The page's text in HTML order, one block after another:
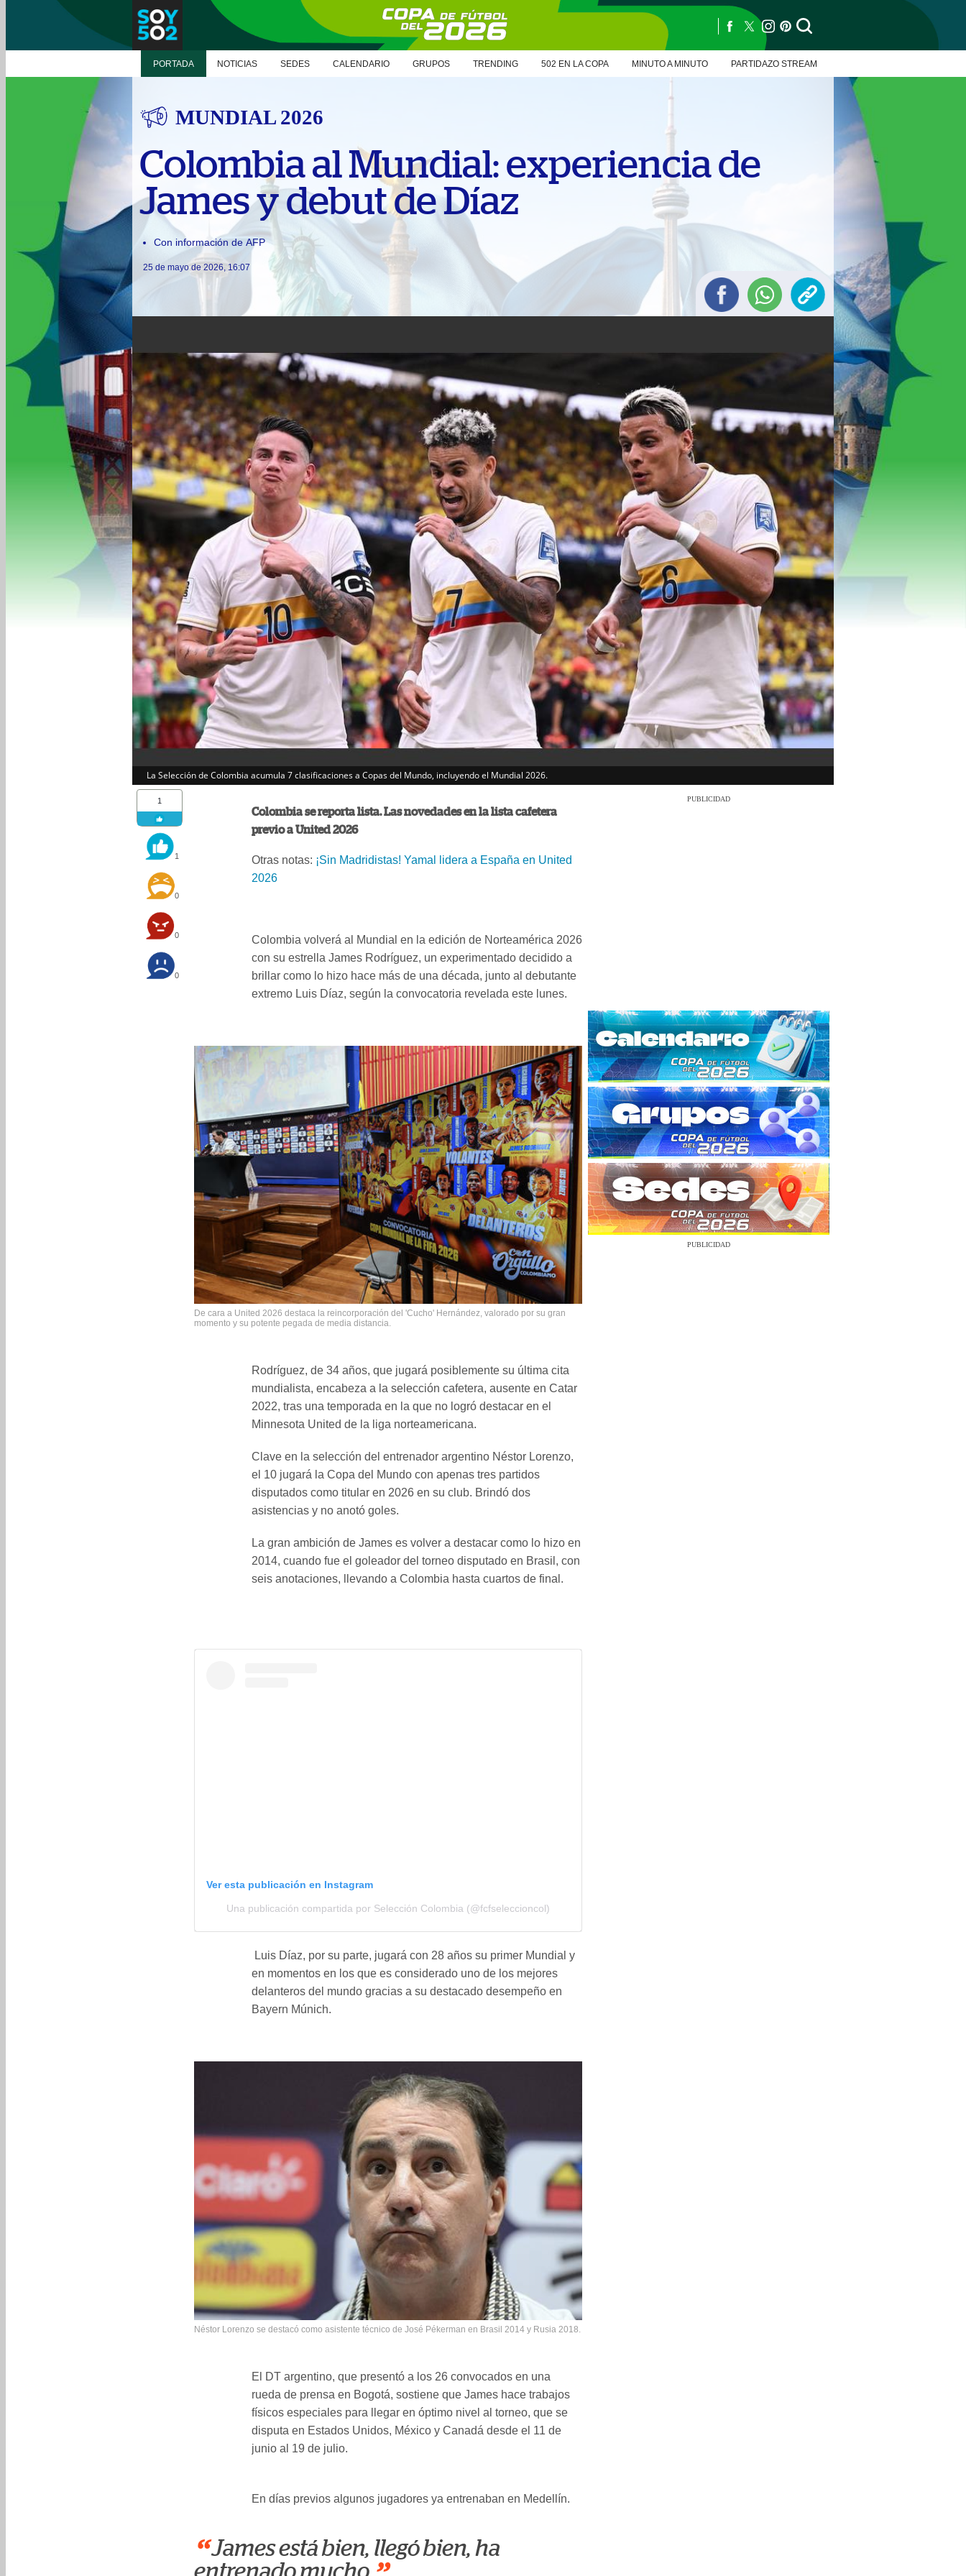
PORTADA NOTICIAS SEDES CALENDARIO GRUPOS TRENDING 502 EN LA COPA MINUTO A MINUTO PARTIDAZO STREAM
MUNDIAL 2026
Colombia al Mundial: experiencia de
James y debut de Díaz
Con información de AFP
25 de mayo de 2026, 16:07
La Selección de Colombia acumula 7 clasificaciones a Copas del Mundo, incluyendo el Mundial 2026.
1
1
0
0
0
Colombia se reporta lista. Las novedades en la lista cafetera
previo a United 2026
Otras notas: ¡Sin Madridistas! Yamal lidera a España en United
2026
Colombia volverá al Mundial en la edición de Norteamérica 2026
con su estrella James Rodríguez, un experimentado decidido a
brillar como lo hizo hace más de una década, junto al debutante
extremo Luis Díaz, según la convocatoria revelada este lunes.
De cara a United 2026 destaca la reincorporación del 'Cucho' Hernández, valorado por su gran
momento y su potente pegada de media distancia.
Rodríguez, de 34 años, que jugará posiblemente su última cita
mundialista, encabeza a la selección cafetera, ausente en Catar
2022, tras una temporada en la que no logró destacar en el
Minnesota United de la liga norteamericana.
Clave en la selección del entrenador argentino Néstor Lorenzo,
el 10 jugará la Copa del Mundo con apenas tres partidos
disputados como titular en 2026 en su club. Brindó dos
asistencias y no anotó goles.
La gran ambición de James es volver a destacar como lo hizo en
2014, cuando fue el goleador del torneo disputado en Brasil, con
seis anotaciones, llevando a Colombia hasta cuartos de final.
Ver esta publicación en Instagram
Una publicación compartida por Selección Colombia (@fcfseleccioncol)
Luis Díaz, por su parte, jugará con 28 años su primer Mundial y
en momentos en los que es considerado uno de los mejores
delanteros del mundo gracias a su destacado desempeño en
Bayern Múnich.
Néstor Lorenzo se destacó como asistente técnico de José Pékerman en Brasil 2014 y Rusia 2018.
El DT argentino, que presentó a los 26 convocados en una
rueda de prensa en Bogotá, sostiene que James hace trabajos
físicos especiales para llegar en óptimo nivel al torneo, que se
disputa en Estados Unidos, México y Canadá desde el 11 de
junio al 19 de julio.
En días previos algunos jugadores ya entrenaban en Medellín.
“James está bien, llegó bien, ha
entrenado mucho.
PUBLICIDAD
PUBLICIDAD